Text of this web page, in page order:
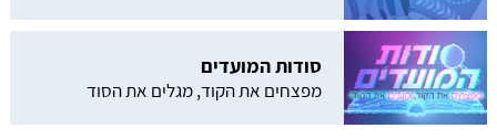
סודות המועדים
מפצחים את הקוד, מגלים את הסוד